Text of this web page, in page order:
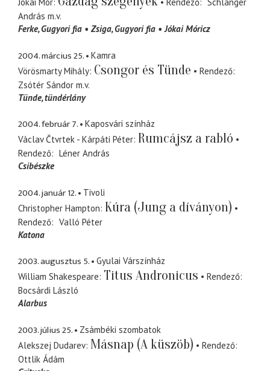
Jókai Mór
Rendező
Schlanger
András m.v.
Ferke Gugyori fia Zsiga Gugyori fia Jókai Móricz
2004. március 25.
Kamra
Vörösmarty Mihály Csongor és Tünde
Rendező
Zsótér Sándor m.v.
Tünde tündérlány
2004. február 7.
Kaposvári színház
Václav Čtvrtek - Kárpáti Péter Rumcájsz a rabló
Rendező
Léner András
Csibészke
2004. január 12.
Tivoli
Christopher Hampton Kúra (Jung a díványon)
Rendező
Valló Péter
Katona
2003. augusztus 5.
Gyulai Várszínház
William Shakespeare Titus Andronicus
Rendező
Bocsárdi László
Alarbus
2003. július 25.
Zsámbéki szombatok
Alekszej Dudarev Másnap (A küszöb)
Rendező
Ottlik Ádám